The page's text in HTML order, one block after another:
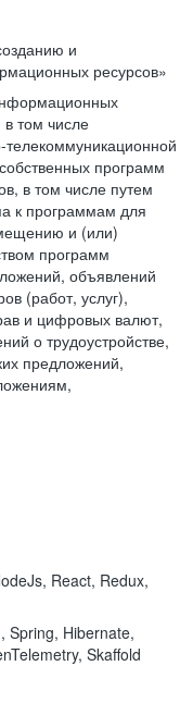
и
ресурсов»
в том числе
программ
в том числе путем
к программам для
и (или)
программ
объявлений
(работ, услуг),
и цифровых валют,
о трудоустройстве,
предложений,
React, Redux,
Hibernate,
Skaffold